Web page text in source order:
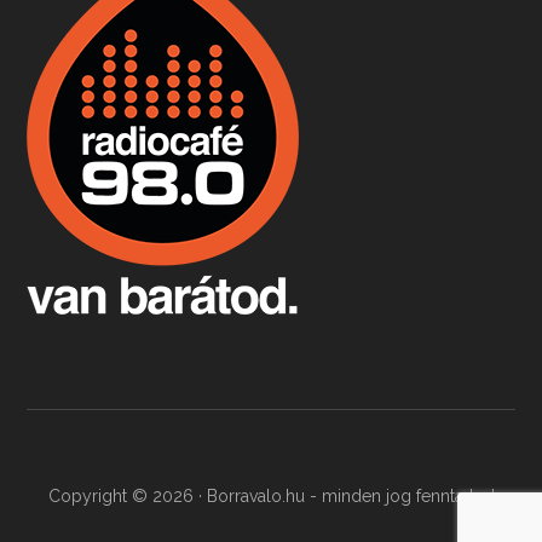
Apr 9, 2026 • 00:37:17
Fermentáljunk, a testünk meghálálja!
Apr 3, 2026 • 00:36:07
Copyright © 2026 · Borravalo.hu - minden jog fenntartva!